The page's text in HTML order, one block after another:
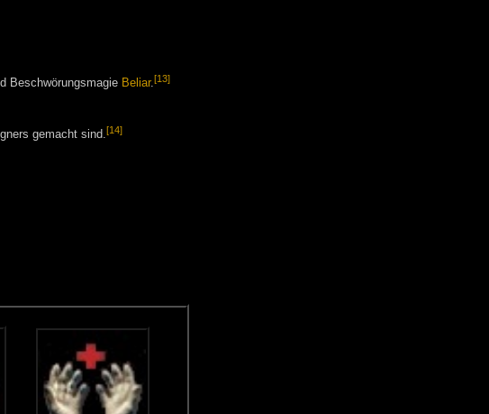
Beschwörungsmagie Beliar.[13]
gemacht sind. [14]